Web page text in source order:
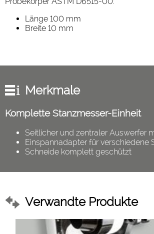
Länge 100 mm
Breite 10 mm
Merkmale
Komplette Stanzmesser-Einheit
Seitlicher und zentraler Auswerfer
Einspannadapter für verschiedene
Schneide komplett geschützt
Verwandte Produkte